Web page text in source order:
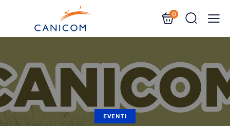
0
EVENTI